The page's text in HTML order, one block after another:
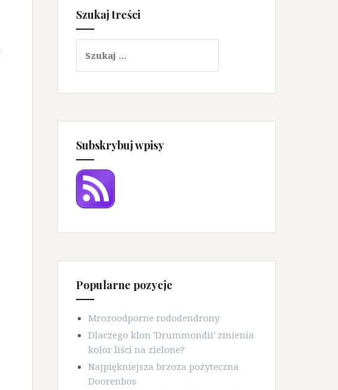
Szukaj treści
Subskrybuj wpisy
Popularne pozycje
Mrozoodporne rododendrony
Dlaczego klon 'Drummondii' zmienia
kolor liści na zielone?
Najpiękniejsza brzoza pożyteczna
Doorenbos